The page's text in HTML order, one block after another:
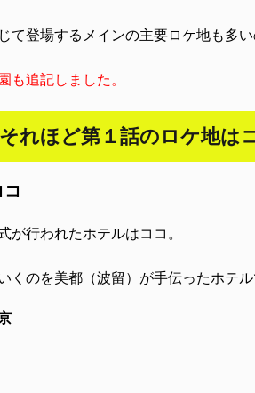
て登場するメインの主要ロケ地も多い
も追記しました。
れほど第１話のロケ地は
が行われたホテルはココ。
くのを美都（波留）が手伝ったホテル